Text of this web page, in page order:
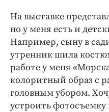
На выставке
но у меня есть и
Например, сыну в
утренник шила
работе у меня
колоритный образ с
головным убором.
устроить фотосъемку